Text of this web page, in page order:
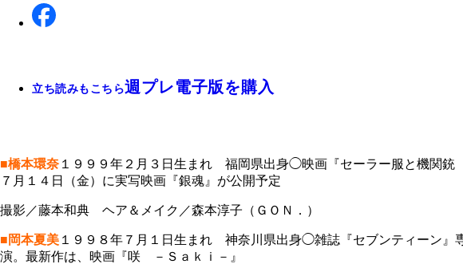
立ち読みもこちら週プレ電子版を購入
■橋本環奈 １９９９年２月３日生まれ 福岡県出身◯映画『セーラー服と機関銃
７月１４日（金）に実写映画『銀魂』が公開予定
撮影／藤本和典 ヘア＆メイク／森本淳子（ＧＯＮ．）
■岡本夏美 １９９８年７月１日生まれ 神奈川県出身◯雑誌『セブンティーン』
演。最新作は、映画『咲 －Ｓａｋｉ－』